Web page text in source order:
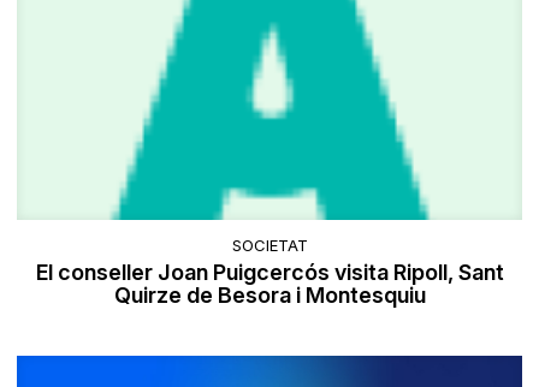
SOCIETAT
El conseller Joan Puigcercós visita Ripoll, Sant
Quirze de Besora i Montesquiu